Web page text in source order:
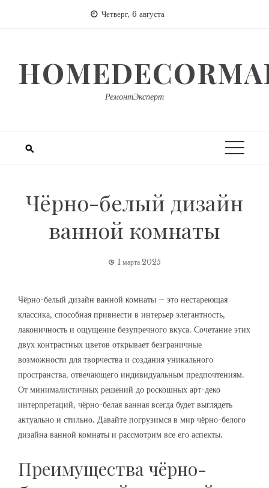
Четверг, 6 августа
РемонтЭксперт
Чёрно-белый дизайн
ванной комнаты
1 марта 2025
Чёрно-белый дизайн ванной комнаты – это нестареющая
классика, способная привнести в интерьер элегантность,
лаконичность и ощущение безупречного вкуса. Сочетание этих
двух контрастных цветов открывает безграничные
возможности для творчества и создания уникального
пространства, отвечающего индивидуальным предпочтениям.
От минималистичных решений до роскошных арт-деко
интерпретаций, чёрно-белая ванная всегда будет выглядеть
актуально и стильно. Давайте погрузимся в мир чёрно-белого
дизайна ванной комнаты и рассмотрим все его аспекты.
Преимущества чёрно-